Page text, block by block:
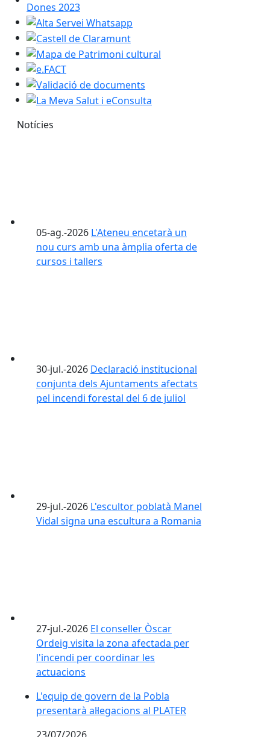
Alta Servei Whatsapp
Castell de Claramunt
Mapa de Patrimoni cultural
e.FACT
Validació de documents
La Meva Salut i eConsulta
Notícies
05-ag.-2026 L'Ateneu encetarà un
nou curs amb una àmplia oferta de
cursos i tallers
30-jul.-2026 Declaració institucional
conjunta dels Ajuntaments afectats
pel incendi forestal del 6 de juliol
29-jul.-2026 L'escultor poblatà Manel
Vidal signa una escultura a Romania
27-jul.-2026 El conseller Òscar
Ordeig visita la zona afectada per
l'incendi per coordinar les
actuacions
L'equip de govern de la Pobla presentarà
L'equip de govern de la Pobla
presentarà al·legacions al PLATER